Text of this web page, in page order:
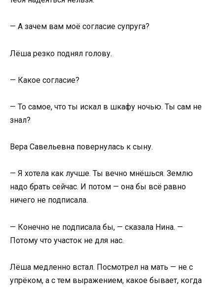
— А зачем вам моё согласие супруга?
Лёша резко поднял голову.
— Какое согласие?
— То самое, что ты искал в шкафу ночью. Ты сам не
знал?
Вера Савельевна повернулась к сыну.
— Я хотела как лучше. Ты вечно мнёшься. Землю
надо брать сейчас. И потом — она бы всё равно
ничего не подписала.
— Конечно не подписала бы, — сказала Нина. —
Потому что участок не для нас.
Лёша медленно встал. Посмотрел на мать — не с
упрёком, а с тем выражением, какое бывает, когда